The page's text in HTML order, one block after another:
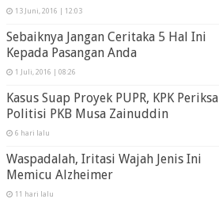
13 Juni, 2016 | 12:03
Sebaiknya Jangan Ceritaka 5 Hal Ini
Kepada Pasangan Anda
1 Juli, 2016 | 08:26
Kasus Suap Proyek PUPR, KPK Periksa
Politisi PKB Musa Zainuddin
6 hari lalu
Waspadalah, Iritasi Wajah Jenis Ini
Memicu Alzheimer
11 hari lalu